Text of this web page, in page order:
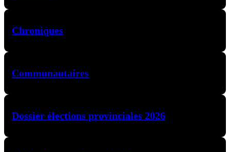
Chroniques
Communautaires
Dossier élections provinciales 2026